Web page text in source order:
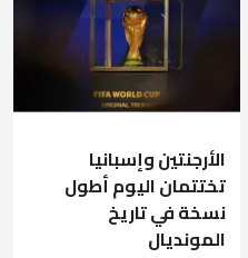
الأرجنتين وإسبانيا
تختتمان اليوم أطول
نسخة في تاريخ
المونديال